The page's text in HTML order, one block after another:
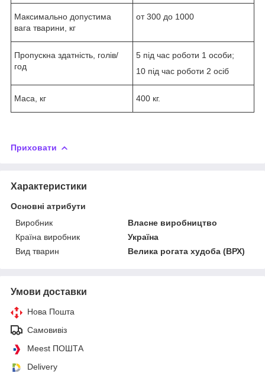
Максимально допустима
вага тварини, кг
от 300 до 1000
Пропускна здатність, голів/
год
5 під час роботи 1 особи;
10 під час роботи 2 осіб
Маса, кг 400 кг.
Приховати
Характеристики
Основні атрибути
Виробник
Власне виробництво
Країна виробник
Україна
Вид тварин
Велика рогата худоба (ВРХ)
Умови доставки
Нова Пошта
Самовивіз
Meest ПОШТА
Delivery